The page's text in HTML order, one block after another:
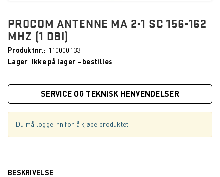
PROCOM ANTENNE MA 2-1 SC 156-162
MHZ (1 DBI)
Produktnr.
110000133
Lager
Ikke på lager – bestilles
SERVICE OG TEKNISK HENVENDELSER
Du må logge inn for å kjøpe produktet.
BESKRIVELSE